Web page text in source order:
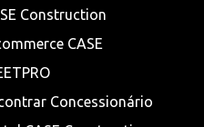
Construction
CASE
Concessionário